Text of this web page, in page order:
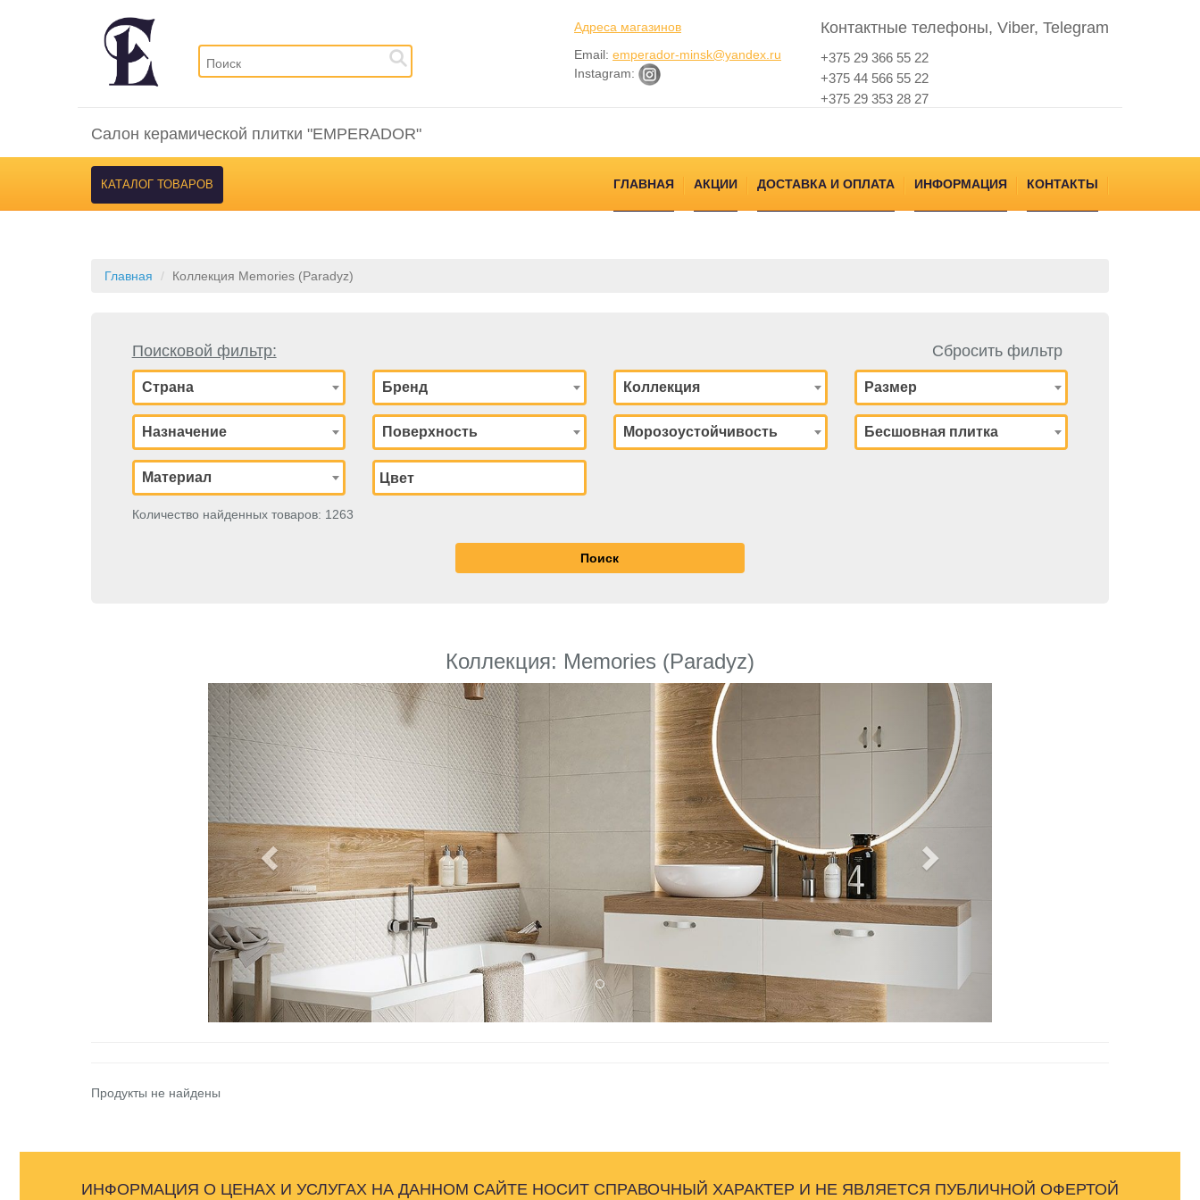
Адреса магазинов
Email: emperador-minsk@yandex.ru
Instagram:
Контактные телефоны, Viber, Telegram
+375 29 366 55 22
+375 44 566 55 22
+375 29 353 28 27
Салон керамической плитки "EMPERADOR"
КАТАЛОГ ТОВАРОВ ГЛАВНАЯ АКЦИИ ДОСТАВКА И ОПЛАТА ИНФОРМАЦИЯ КОНТАКТЫ
Главная Коллекция Memories (Paradyz)
Поисковой фильтр: Сбросить фильтр
Страна Бренд Коллекция Размер
Назначение Поверхность Морозоустойчивость Бесшовная плитка
Материал
Количество найденных товаров: 1263
Коллекция: Memories (Paradyz)
Previous Next
Продукты не найдены
ИНФОРМАЦИЯ О ЦЕНАХ И УСЛУГАХ НА ДАННОМ САЙТЕ НОСИТ СПРАВОЧНЫЙ ХАРАКТЕР И НЕ ЯВЛЯЕТСЯ ПУБЛИЧНОЙ ОФЕРТОЙ